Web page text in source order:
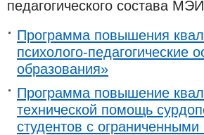
педагогического состава
Программа повышения
психолого-педагогические
образования»
Программа повышение
технической помощь
студентов с